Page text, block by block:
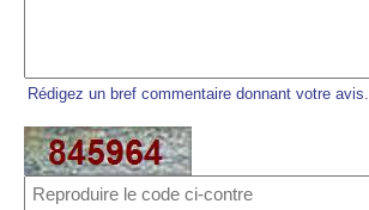
Rédigez un bref commentaire donnant votre avis.